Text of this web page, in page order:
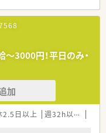
りの患者様に向き合える環
店計画に伴う増員募集で
たいという方を急募してい
売に抵抗がなく、事務員
なせる方を求めていま
意欲のある方や、企業の
～3000円！平日のみ・
加
2.5日以上 週32h以上